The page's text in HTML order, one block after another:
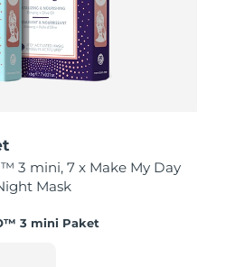
3 mini, 7 x Make My Day
Mask
3 mini Paket
Förväntad leverans
Förväntad leverans
Förväntad leverans